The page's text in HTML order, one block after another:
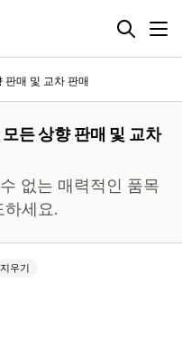
판매 및 교차 판매
든 상향 판매 및 교차
없는 매력적인 품목
하세요.
지우기